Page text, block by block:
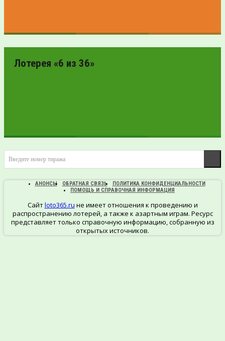
ПРОВЕРИТЬ
БИЛЕТ
Лотерея «6 из 36»
ПРОВЕРИТЬ
БИЛЕТ
Введите номер тиража
АНОНСЫ ОБРАТНАЯ СВЯЗЬ
ПОЛИТИКА КОНФИДЕНЦИАЛЬНОСТИ
ПОМОЩЬ И СПРАВОЧНАЯ ИНФОРМАЦИЯ
Сайтloto365.ru не имеет отношения к проведению и
распространению лотерей, а также к азартным играм. Ресурс
представляет только справочную информацию, собранную из
открытых источников.